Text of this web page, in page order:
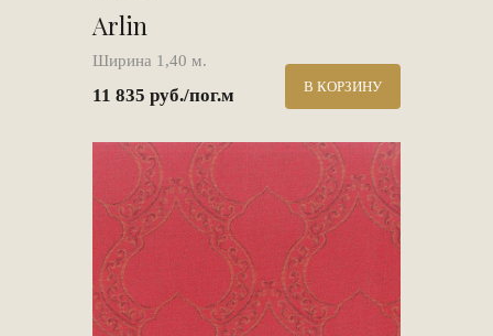
Arlin
Ширина 1,40 м.
11 835 руб./пог.м В КОРЗИНУ